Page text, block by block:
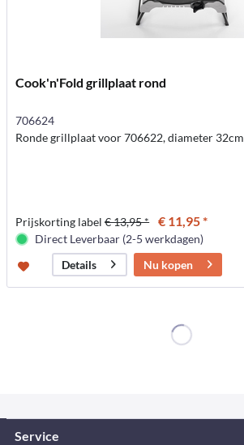
Cook'n'Fold grillplaat rond
706624
Ronde grillplaat voor 706622, diameter 32cm
Prijskorting label€ 13,95 * € 11,95 *
Direct Leverbaar (2-5 werkdagen)
Details
Nu kopen
Service